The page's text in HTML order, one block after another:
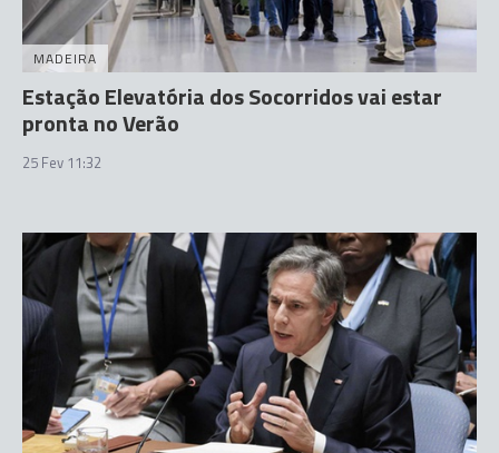
MADEIRA
Estação Elevatória dos Socorridos vai estar
pronta no Verão
25 Fev 11:32